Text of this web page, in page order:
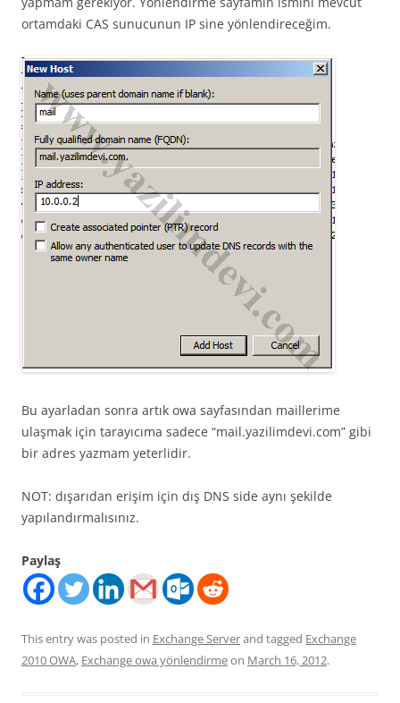
ortamdaki CAS sunucunun IP sine yönlendireceğim.
Bu ayarladan sonra artık owa sayfasından maillerime
ulaşmak için tarayıcıma sadece “mail.yazilimdevi.com” gibi
bir adres yazmam yeterlidir.
NOT: dışarıdan erişim için dış DNS side aynı şekilde
yapılandırmalısınız.
Paylaş
This entry was posted in Exchange Serverand tagged Exchange
2010 OWA, Exchange owa yönlendirmeon March 16, 2012.